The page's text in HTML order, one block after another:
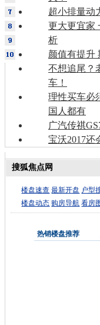
超小排量动
更大更宜家
析
颜值有提升
不想追尾？
车！
理性买车必
国人都有
广汽传祺
宝沃2017还
搜狐焦点网
楼盘速查 最新开盘 户型
楼盘动态 购房导航 看房
热销楼盘推荐